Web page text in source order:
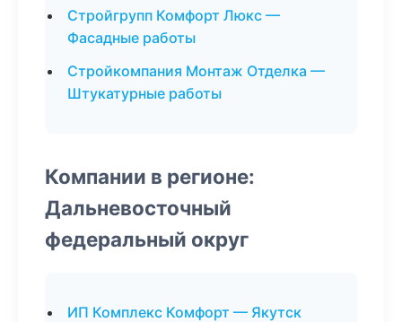
Стройгрупп Комфорт Люкс —
Фасадные работы
Стройкомпания Монтаж Отделка —
Штукатурные работы
Компании в регионе:
Дальневосточный
федеральный округ
ИП Комплекс Комфорт — Якутск